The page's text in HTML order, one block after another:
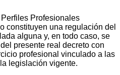
Profesionales
constituyen una regulación del
alguna y, en todo caso, se
presente real decreto con
profesional vinculado a las
legislación vigente.